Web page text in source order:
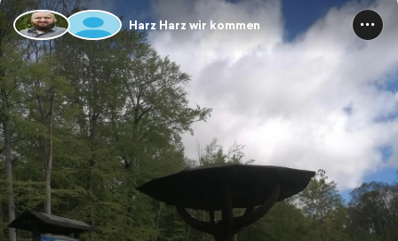
Harz Harz wir kommen